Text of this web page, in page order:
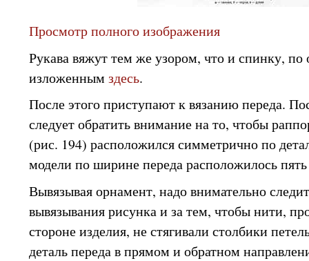
Просмотр полного изображения
Рукава вяжут тем же узором, что и спинку,
изложенным здесь.
После этого приступают к вязанию переда.
следует обратить внимание на то, чтобы
(рис. 194) расположился симметрично по
модели по ширине переда расположилось
Вывязывая орнамент, надо внимательно
вывязывания рисунка и за тем, чтобы нити,
стороне изделия, не стягивали столбики
деталь переда в прямом и обратном